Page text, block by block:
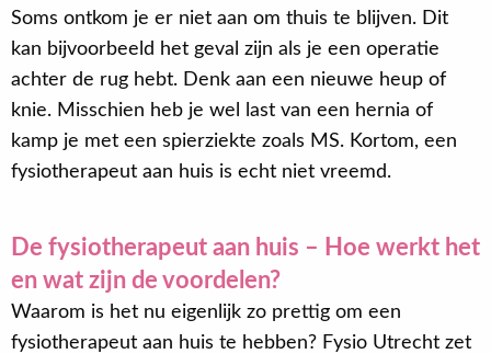
Soms ontkom je er niet aan om thuis te blijven. Dit
kan bijvoorbeeld het geval zijn als je een operatie
achter de rug hebt. Denk aan een nieuwe heup of
knie. Misschien heb je wel last van een hernia of
kamp je met een spierziekte zoals MS. Kortom, een
fysiotherapeut aan huis is echt niet vreemd.
De fysiotherapeut aan huis – Hoe werkt het
en wat zijn de voordelen?
Waarom is het nu eigenlijk zo prettig om een
fysiotherapeut aan huis te hebben? Fysio Utrecht zet